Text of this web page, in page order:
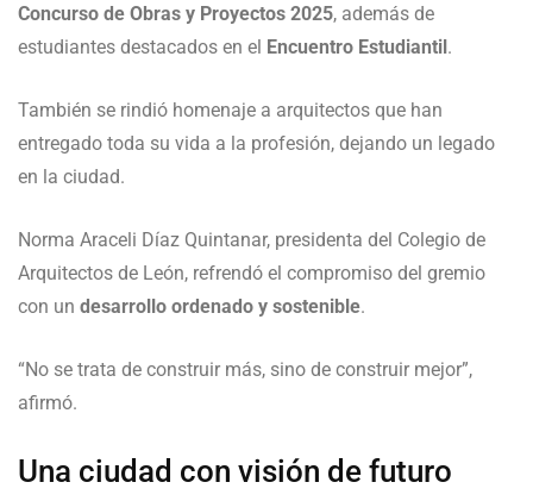
Concurso de Obras y Proyectos 2025, además de
estudiantes destacados en el Encuentro Estudiantil.
También se rindió homenaje a arquitectos que han
entregado toda su vida a la profesión, dejando un legado
en la ciudad.
Norma Araceli Díaz Quintanar, presidenta del Colegio de
Arquitectos de León, refrendó el compromiso del gremio
con un desarrollo ordenado y sostenible.
“No se trata de construir más, sino de construir mejor”,
afirmó.
Una ciudad con visión de futuro